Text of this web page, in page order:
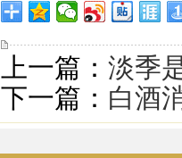
上一篇： 淡季
下一篇： 白酒